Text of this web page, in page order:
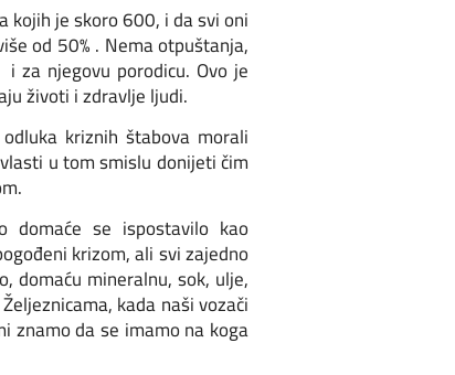
kojih je skoro 600, i da svi oni
od 50% . Nema otpuštanja,
za njegovu porodicu. Ovo je
životi i zdravlje ljudi.
kriznih štabova morali
u tom smislu donijeti čim
domaće se ispostavilo kao
krizom, ali svi zajedno
domaću mineralnu, sok, ulje,
kada naši vozači
znamo da se imamo na koga